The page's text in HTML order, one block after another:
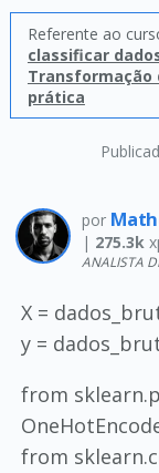
Referente ao
classificar
Transformação
prática
por
| 275.3k
ANALISTA
X =
y =
from
from